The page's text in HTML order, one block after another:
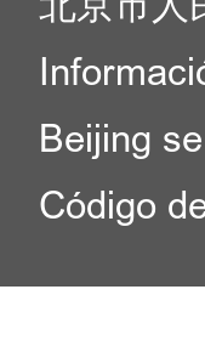
Beijing
Código